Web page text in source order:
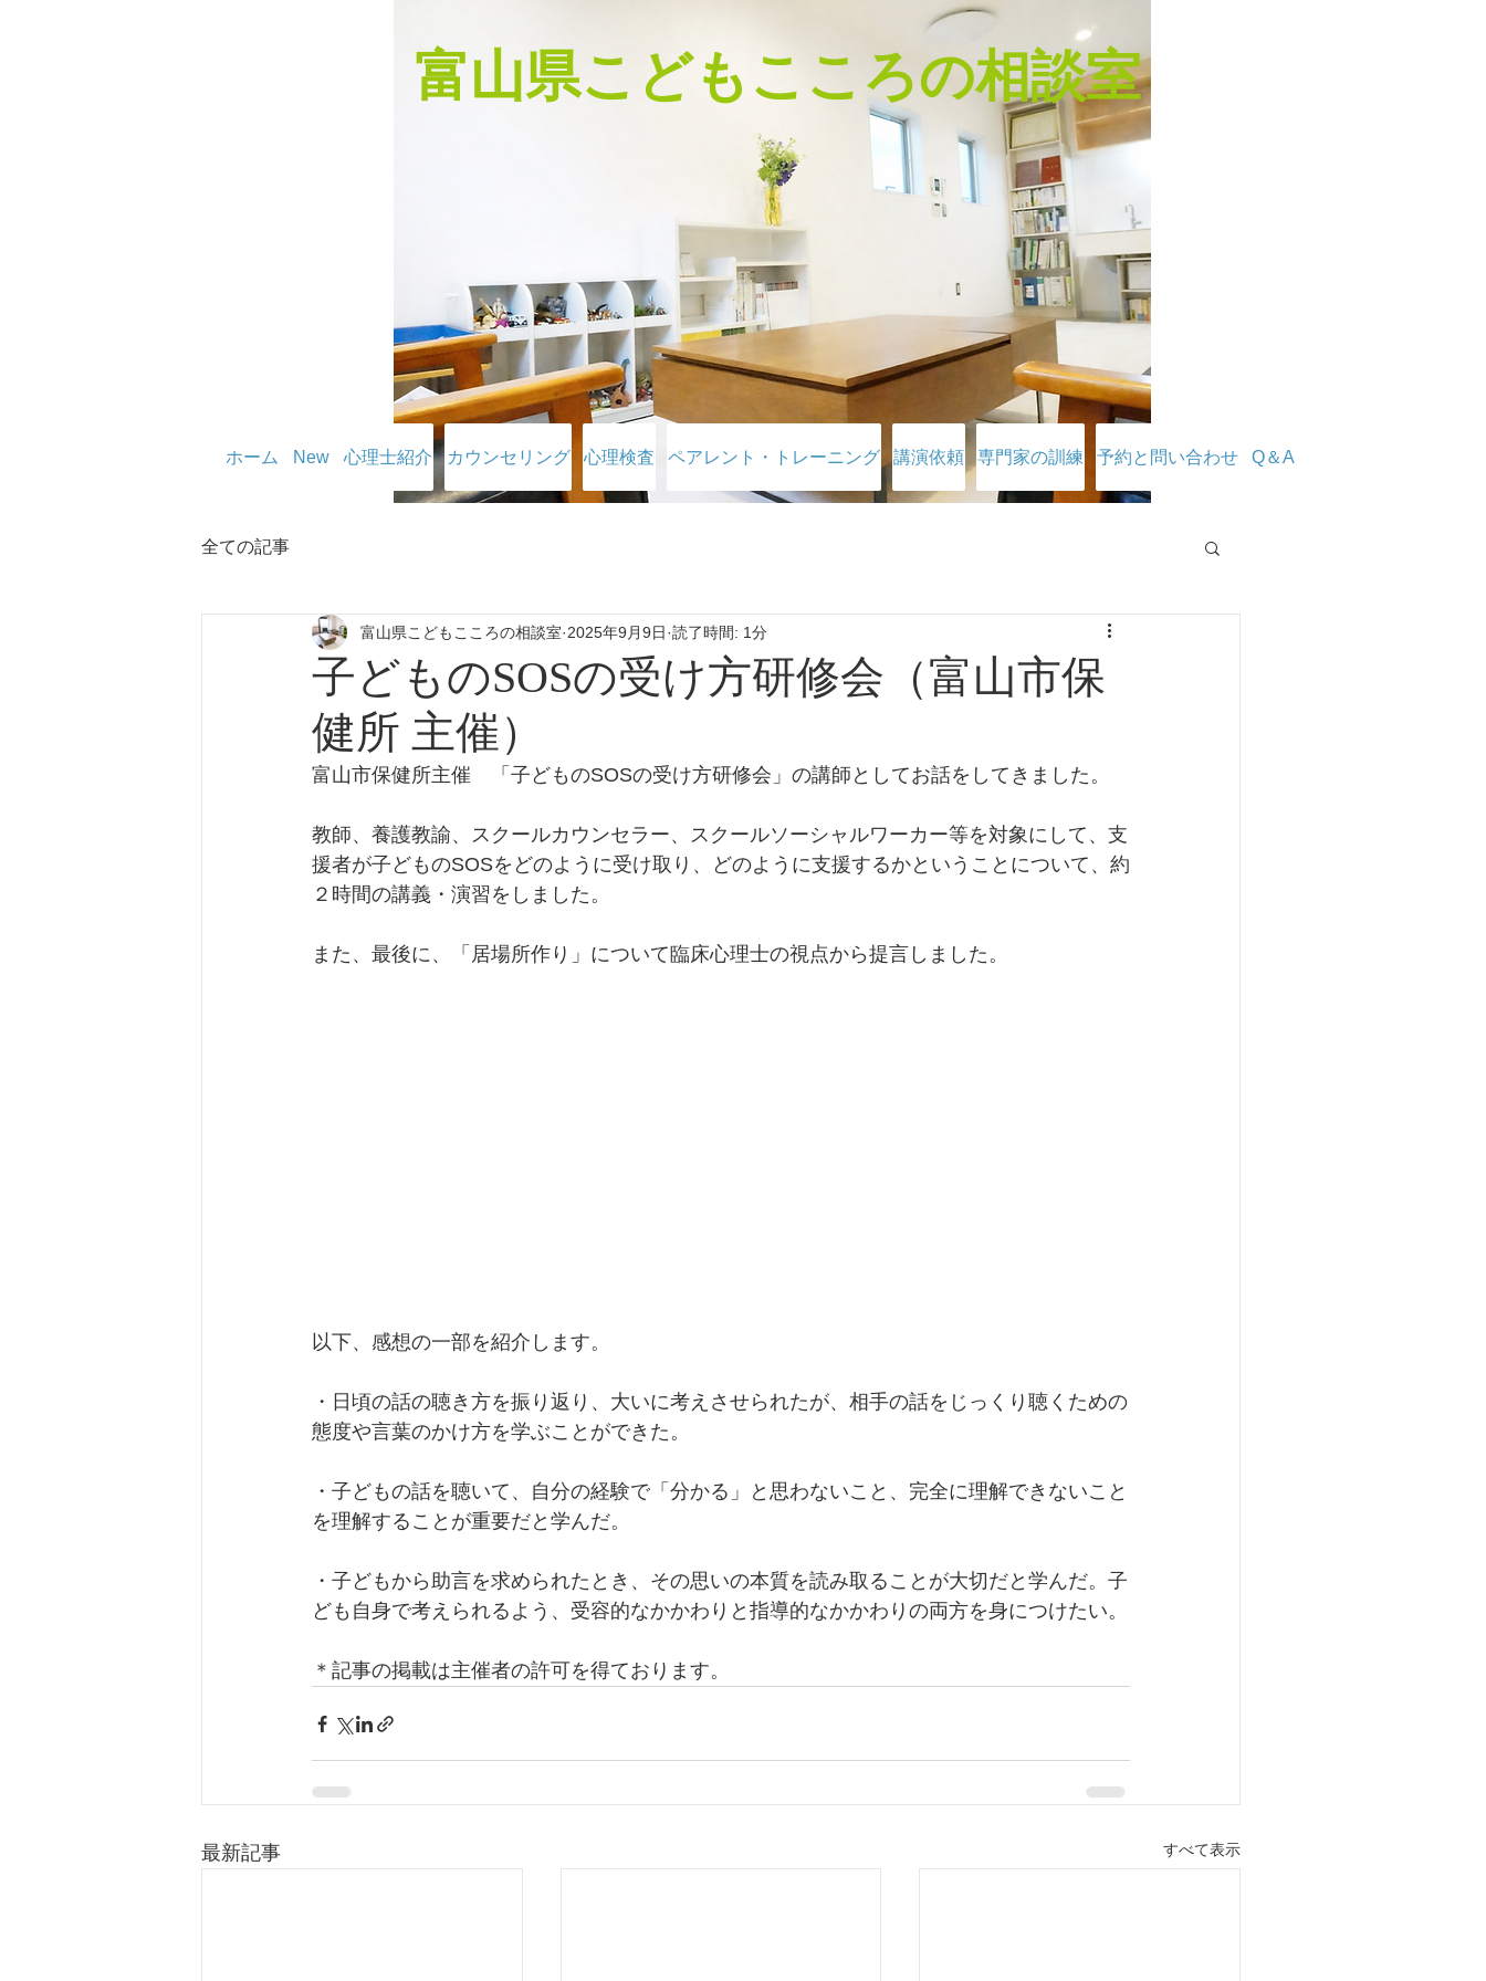
ホーム New 心理士紹介 カウンセリング 心理検査 ペアレント・トレーニング 講演依頼 専門家の訓練 予約と問い合わせ Q＆A
​富山県こどもこころの相談室
全ての記事
子どものSOSの受け方研修会（富山市保
健所 主催）
富山県こどもこころの相談室 2025年9月9日 読了時間: 1分
富山市保健所主催　「子どものSOSの受け方研修会」の講師としてお話をしてきました。
教師、養護教諭、スクールカウンセラー、スクールソーシャルワーカー等を対象にして、支
援者が子どものSOSをどのように受け取り、どのように支援するかということについて、約
２時間の講義・演習をしました。
また、最後に、「居場所作り」について臨床心理士の視点から提言しました。
以下、感想の一部を紹介します。
・日頃の話の聴き方を振り返り、大いに考えさせられたが、相手の話をじっくり聴くための
態度や言葉のかけ方を学ぶことができた。
・子どもの話を聴いて、自分の経験で「分かる」と思わないこと、完全に理解できないこと
を理解することが重要だと学んだ。
・子どもから助言を求められたとき、その思いの本質を読み取ることが大切だと学んだ。子
ども自身で考えられるよう、受容的なかかわりと指導的なかかわりの両方を身につけたい。
＊記事の掲載は主催者の許可を得ております。
最新記事 すべて表示